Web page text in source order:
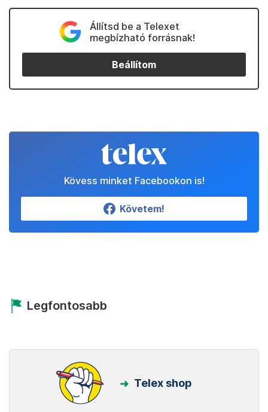
Állítsd be a Telexet
megbízható forrásnak!
Beállítom
Kövess minket Facebookon is!
Követem!
Legfontosabb
Telex shop